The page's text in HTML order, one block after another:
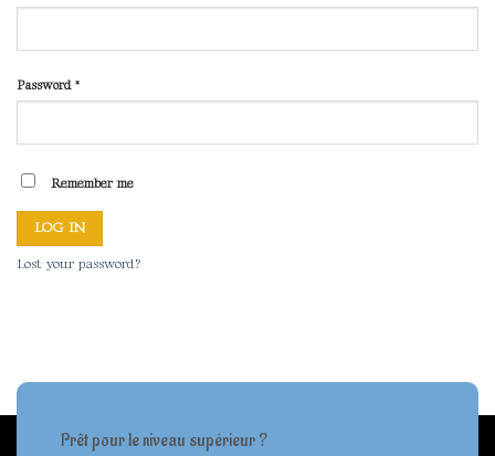
Password *Required
Remember me
LOG IN
Lost your password?
Prêt pour le niveau supérieur ?